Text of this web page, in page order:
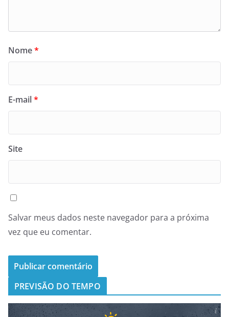
Nome*
E-mail*
Site
Salvar meus dados neste navegador para a próxima
vez que eu comentar.
PREVISÃO DO TEMPO